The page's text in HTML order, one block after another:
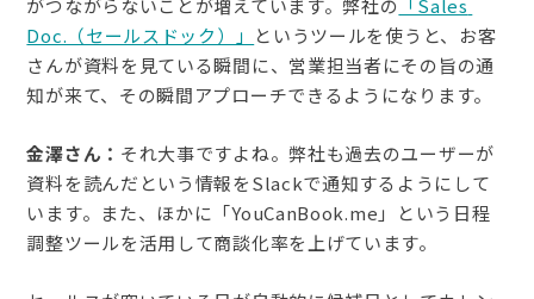
がつながらないことが増えています。弊社の 「Sales
Doc.（セールスドック）」 というツールを使うと、お客
さんが資料を見ている瞬間に、営業担当者にその旨の通
知が来て、その瞬間アプローチできるようになります。
金澤さん： それ大事ですよね。弊社も過去のユーザーが
資料を読んだという情報をSlackで通知するようにして
います。また、ほかに「YouCanBook.me」という日程
調整ツールを活用して商談化率を上げています。